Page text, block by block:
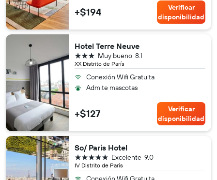
+$194
Verificar
disponibilidad
Hotel Terre Neuve
XX Distrito de París
8.1
Muy bueno
3 estrellas
Conexión Wifi Gratuita
Admite mascotas
+$127
Verificar
disponibilidad
So/ Paris Hotel
IV Distrito de París
9.0
Excelente
5 estrellas